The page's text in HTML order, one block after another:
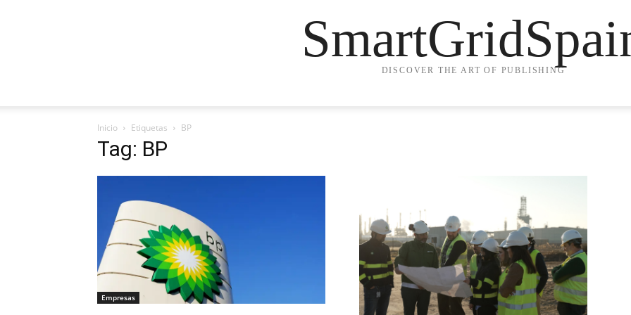
DISCOVER THE ART OF PUBLISHING
Inicio Etiquetas BP
Tag: BP
Empresas